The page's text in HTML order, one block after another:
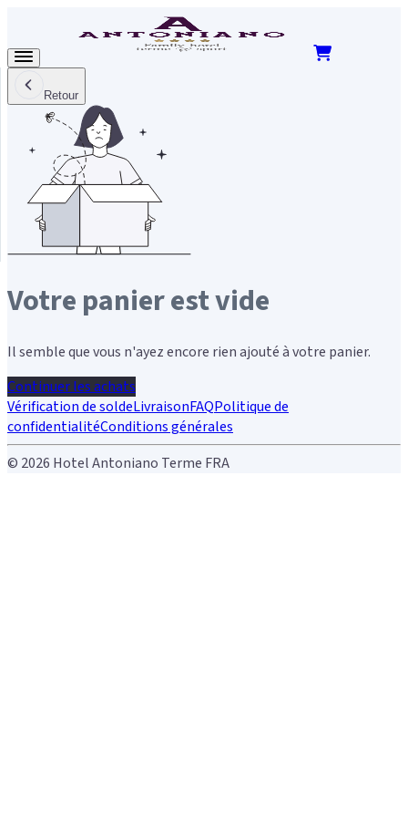
Retour
Votre panier est vide
Il semble que vous n'ayez encore rien ajouté à votre panier.
Continuer les achats
Vérification de soldeLivraisonFAQPolitique de
confidentialitéConditions générales
© 2026 Hotel Antoniano Terme FRA